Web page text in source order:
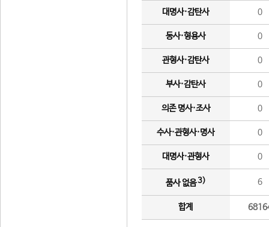
대명사·감탄사 0
동사·형용사 0
관형사·감탄사 0
부사·감탄사 0
의존 명사·조사 0
수사·관형사·명사 0
대명사·관형사 0
품사 없음3) 6
합계